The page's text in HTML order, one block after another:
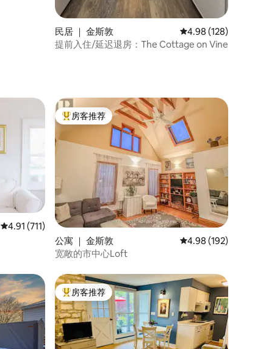
民居 ｜ 金斯敦 平均评分 4.98 分（满
4.98 (128)
提前入住/延迟退房：The Cottage on Vine
平均评分 4.91 分（满分 5 分），共 711 条评价
4.91 (711)
热门「房客推荐」
房客推荐
公寓 ｜ 金斯敦 平均评分 4.98 分（满
4.98 (192)
宽敞的市中心Loft
热门「房客推荐」
房客推荐